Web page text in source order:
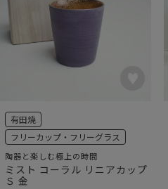
有田焼
フリーカップ・フリーグラス
陶器と楽しむ極上の時間
ミスト コーラル リニアカップ
Ｓ 金